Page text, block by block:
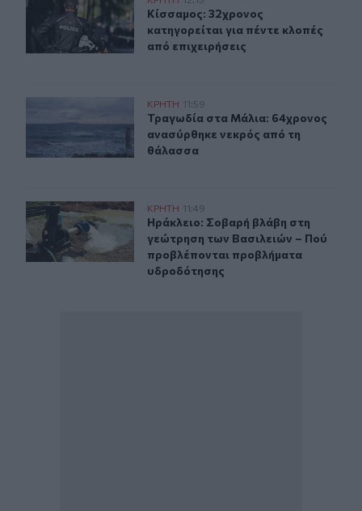
Κίσσαμος: 32χρονος κατηγορείται
Κίσσαμος: 32χρονος
κατηγορείται για πέντε κλοπές
από επιχειρήσεις
Τραγωδία στα Μάλια: 64χρονος ανασύρθηκε νεκρός
ΚΡΗΤΗ 11:59
Τραγωδία στα Μάλια: 64χρονος
Τραγωδία στα Μάλια: 64χρονος
ανασύρθηκε νεκρός από τη
θάλασσα
Ηράκλειο: Σοβαρή βλάβη στη γεώτρηση των
ΚΡΗΤΗ 11:49
Ηράκλειο: Σοβαρή βλάβη στη
Ηράκλειο: Σοβαρή βλάβη στη
γεώτρηση των Βασιλειών – Πού
προβλέπονται προβλήματα
υδροδότησης